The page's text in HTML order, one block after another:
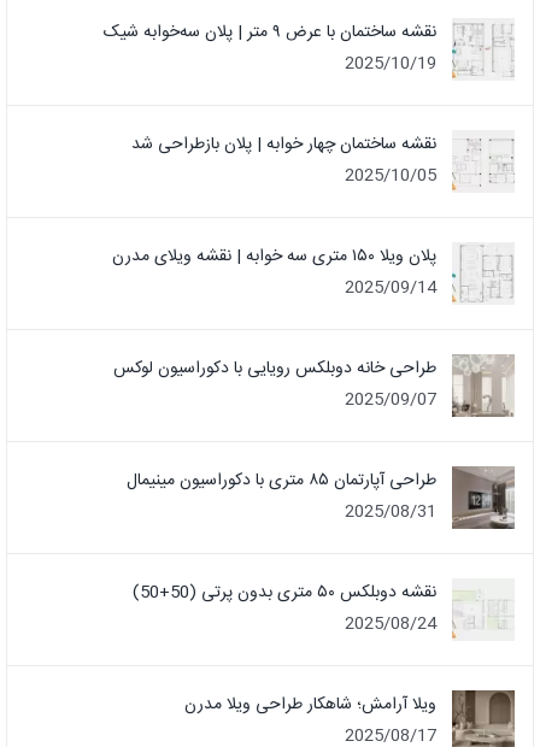
نقشه ساختمان با عرض ۹ متر | پلان سه‌خوابه شیک
2025/10/19
نقشه ساختمان چهار خوابه | پلان بازطراحی شد
2025/10/05
پلان ویلا ۱۵۰ متری سه خوابه | نقشه ویلای مدرن
2025/09/14
طراحی خانه دوبلکس رویایی با دکوراسیون لوکس
2025/09/07
طراحی آپارتمان ۸۵ متری با دکوراسیون مینیمال
2025/08/31
نقشه دوبلکس ۵۰ متری بدون پرتی (50+50)
2025/08/24
ویلا آرامش؛ شاهکار طراحی ویلا مدرن
2025/08/17